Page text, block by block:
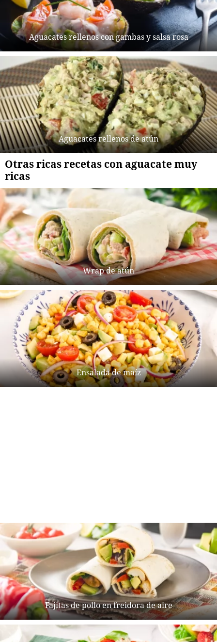
Aguacates rellenos con gambas y salsa rosa
Aguacates rellenos de atún
Otras ricas recetas con aguacate muy
ricas
Wrap de atún
Ensalada de maíz
Fajitas de pollo en freidora de aire